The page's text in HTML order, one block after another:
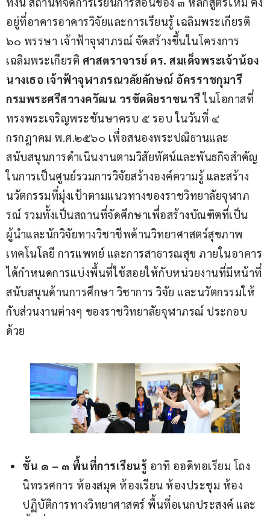
อยู่ที่อาคารอาคารวิจัยและการเรียนรู้ เฉลิมพระเกียรติ
๖๐ พรรษา เจ้าฟ้าจุฬาภรณ์ จัดสร้างขึ้นในโครงการ
เฉลิมพระเกียรติ ศาสตราจารย์ ดร. สมเด็จพระเจ้าน้อง
นางเธอ เจ้าฟ้าจุฬาภรณวลัยลักษณ์ อัครราชกุมารี
กรมพระศรีสวางควัฒน วรขัตติยราชนารี ในโอกาสที่
ทรงพระเจริญพระชันษาครบ ๕ รอบ ในวันที่ ๔
กรกฎาคม พ.ศ.๒๕๖๐ เพื่อสนองพระปณิธานและ
สนับสนุนการดำเนินงานตามวิสัยทัศน์และพันธกิจสำคัญ
ในการเป็นศูนย์รวมการวิจัยสร้างองค์ความรู้ และสร้าง
นวัตกรรมที่มุ่งเป้าตามแนวทางของราชวิทยาลัยจุฬาภ
รณ์ รวมทั้งเป็นสถานที่จัดศึกษาเพื่อสร้างบัณฑิตที่เป็น
ผู้นำและนักวิจัยทางวิชาชีพด้านวิทยาศาสตร์สุขภาพ
เทคโนโลยี การแพทย์ และการสาธารณสุข ภายในอาคาร
ได้กำหนดการแบ่งพื้นที่ใช้สอยให้กับหน่วยงานที่มีหน้าที่
สนับสนุนด้านการศึกษา วิชาการ วิจัย และนวัตกรรมให้
กับส่วนงานต่างๆ ของราชวิทยาลัยจุฬาภรณ์ ประกอบ
ด้วย
ชั้น ๑ – ๓ พื้นที่การเรียนรู้ อาทิ ออดิทอเรียม โถง
นิทรรศการ ห้องสมุด ห้องเรียน ห้องประชุม ห้อง
ปฏิบัติการทางวิทยาศาสตร์ พื้นที่อเนกประสงค์ และ